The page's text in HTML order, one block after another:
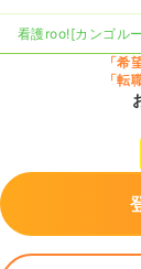
看護roo![カンゴル
「希
「転